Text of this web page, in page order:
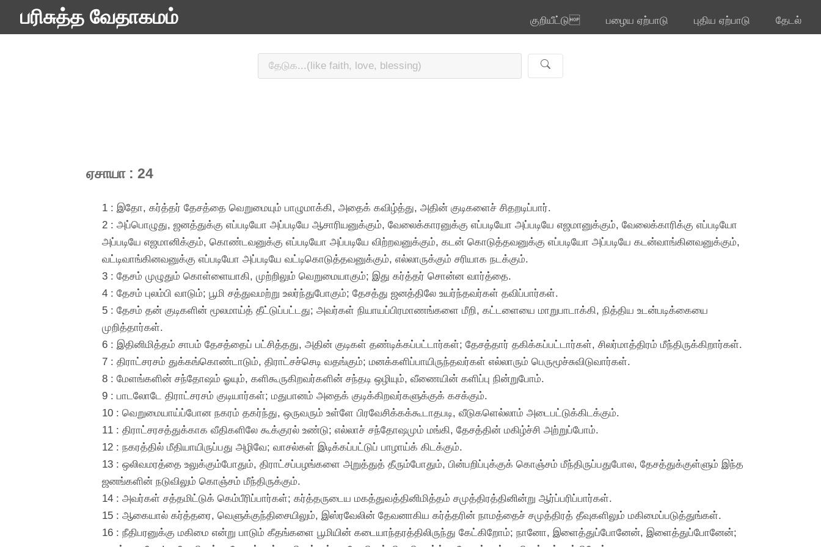
பரிசுத்த வேதாகமம் குறியீட்டு பழைய ஏற்பாடு புதிய ஏற்பாடு தேடல்
ஏசாயா : 24
1 : இதோ, கர்த்தர் தேசத்தை வெறுமையும் பாழுமாக்கி, அதைக் கவிழ்த்து, அதின் குடிகளைச் சிதறடிப்பார்.
2 : அப்பொழுது, ஜனத்துக்கு எப்படியோ அப்படியே ஆசாரியனுக்கும், வேலைக்காரனுக்கு எப்படியோ அப்படியே எஜமானுக்கும், வேலைக்காரிக்கு எப்படியோ
அப்படியே எஜமானிக்கும், கொண்டவனுக்கு எப்படியோ அப்படியே விற்றவனுக்கும், கடன் கொடுத்தவனுக்கு எப்படியோ அப்படியே கடன்வாங்கினவனுக்கும்,
வட்டிவாங்கினவனுக்கு எப்படியோ அப்படியே வட்டிகொடுத்தவனுக்கும், எல்லாருக்கும் சரியாக நடக்கும்.
3 : தேசம் முழுதும் கொள்ளையாகி, முற்றிலும் வெறுமையாகும்; இது கர்த்தர் சொன்ன வார்த்தை.
4 : தேசம் புலம்பி வாடும்; பூமி சத்துவமற்று உலர்ந்துபோகும்; தேசத்து ஜனத்திலே உயர்ந்தவர்கள் தவிப்பார்கள்.
5 : தேசம் தன் குடிகளின் மூலமாய்த் தீட்டுப்பட்டது; அவர்கள் நியாயப்பிரமாணங்களை மீறி, கட்டளையை மாறுபாடாக்கி, நித்திய உடன்படிக்கையை
முறித்தார்கள்.
6 : இதினிமித்தம் சாபம் தேசத்தைப் பட்சித்தது, அதின் குடிகள் தண்டிக்கப்பட்டார்கள்; தேசத்தார் தகிக்கப்பட்டார்கள், சிலர்மாத்திரம் மீந்திருக்கிறார்கள்.
7 : திராட்சரசம் துக்கங்கொண்டாடும், திராட்சச்செடி வதங்கும்; மனக்களிப்பாயிருந்தவர்கள் எல்லாரும் பெருமூச்சுவிடுவார்கள்.
8 : மேளங்களின் சந்தோஷம் ஓயும், களிகூருகிறவர்களின் சந்தடி ஒழியும், வீணையின் களிப்பு நின்றுபோம்.
9 : பாடலோடே திராட்சரசம் குடியார்கள்; மதுபானம் அதைக் குடிக்கிறவர்களுக்குக் கசக்கும்.
10 : வெறுமையாய்ப்போன நகரம் தகர்ந்து, ஒருவரும் உள்ளே பிரவேசிக்கக்கூடாதபடி, வீடுகளெல்லாம் அடைபட்டுக்கிடக்கும்.
11 : திராட்சரசத்துக்காக வீதிகளிலே கூக்குரல் உண்டு; எல்லாச் சந்தோஷமும் மங்கி, தேசத்தின் மகிழ்ச்சி அற்றுப்போம்.
12 : நகரத்தில் மீதியாயிருப்பது அழிவே; வாசல்கள் இடிக்கப்பட்டுப் பாழாய்க் கிடக்கும்.
13 : ஒலிவமரத்தை உலுக்கும்போதும், திராட்சப்பழங்களை அறுத்துத் தீரும்போதும், பின்பறிப்புக்குக் கொஞ்சம் மீந்திருப்பதுபோல, தேசத்துக்குள்ளும் இந்த
ஜனங்களின் நடுவிலும் கொஞ்சம் மீந்திருக்கும்.
14 : அவர்கள் சத்தமிட்டுக் கெம்பீரிப்பார்கள்; கர்த்தருடைய மகத்துவத்தினிமித்தம் சமுத்திரத்தினின்று ஆர்ப்பரிப்பார்கள்.
15 : ஆகையால் கர்த்தரை, வெளுக்குந்திசையிலும், இஸ்ரவேலின் தேவனாகிய கர்த்தரின் நாமத்தைச் சமுத்திரத் தீவுகளிலும் மகிமைப்படுத்துங்கள்.
16 : நீதிபரனுக்கு மகிமை என்று பாடும் கீதங்களை பூமியின் கடையாந்தரத்திலிருந்து கேட்கிறோம்; நானோ, இளைத்துப்போனேன், இளைத்துப்போனேன்;